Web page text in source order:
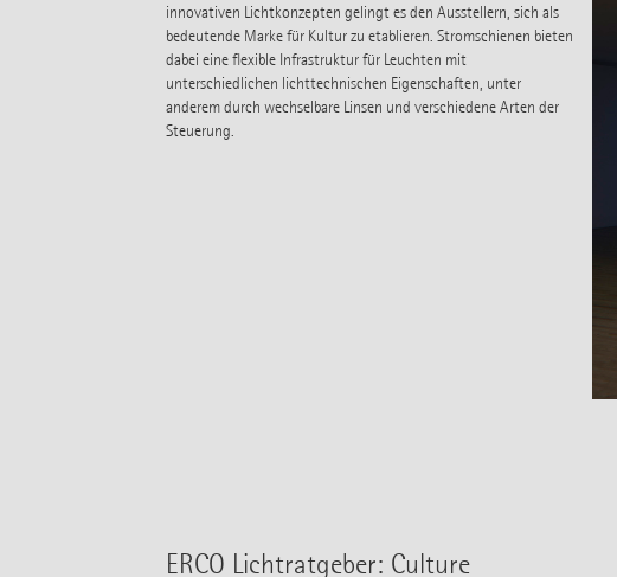
innovativen Lichtkonzepten gelingt es den Ausstellern, sich als
bedeutende Marke für Kultur zu etablieren. Stromschienen bieten
dabei eine flexible Infrastruktur für Leuchten mit
unterschiedlichen lichttechnischen Eigenschaften, unter
anderem durch wechselbare Linsen und verschiedene Arten der
Steuerung.
ERCO Lichtratgeber: Culture